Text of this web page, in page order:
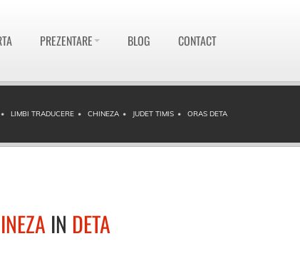
PREZENTARE BLOG CONTACT
LIMBI TRADUCERE CHINEZA JUDET TIMIS ORAS DETA
IN DETA